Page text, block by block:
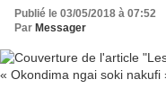
Publié le 03/05/2018 à 07:52
Par Messager